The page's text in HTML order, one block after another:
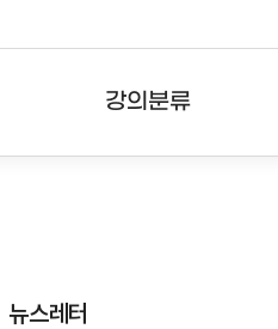
강의분류
뉴스레터